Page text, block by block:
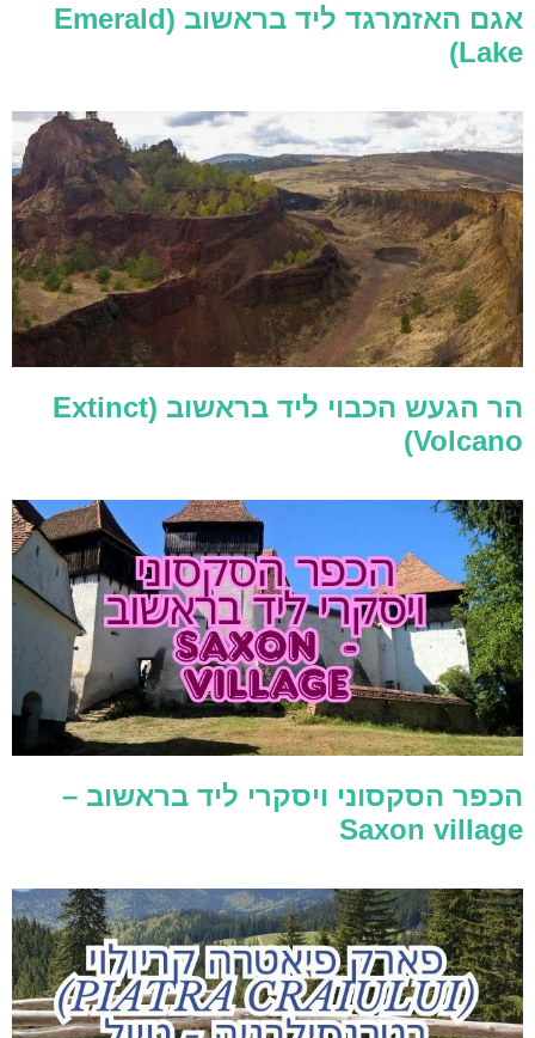
אגם האזמרגד ליד בראשוב (Emerald
Lake)
הר הגעש הכבוי ליד בראשוב (Extinct
Volcano)
הכפר הסקסוני ויסקרי ליד בראשוב –
Saxon village